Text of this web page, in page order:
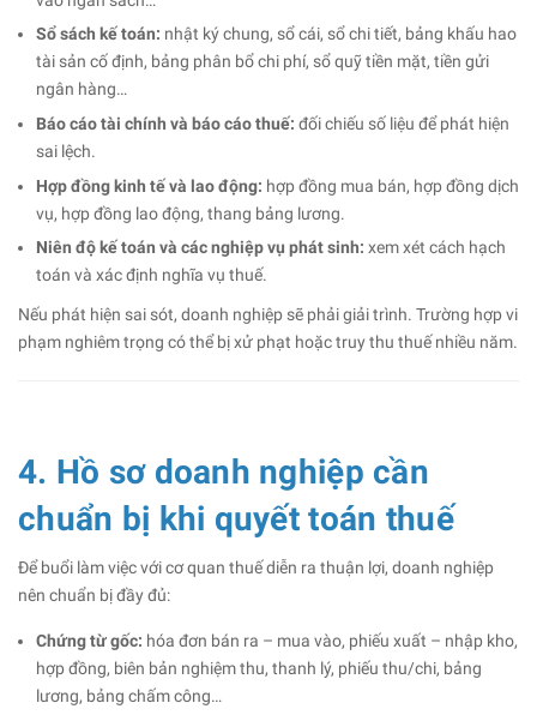
Sổ sách kế toán: nhật ký chung, sổ cái, sổ chi tiết, bảng khấu hao
tài sản cố định, bảng phân bổ chi phí, sổ quỹ tiền mặt, tiền gửi
ngân hàng…
Báo cáo tài chính và báo cáo thuế: đối chiếu số liệu để phát hiện
sai lệch.
Hợp đồng kinh tế và lao động: hợp đồng mua bán, hợp đồng dịch
vụ, hợp đồng lao động, thang bảng lương.
Niên độ kế toán và các nghiệp vụ phát sinh: xem xét cách hạch
toán và xác định nghĩa vụ thuế.
Nếu phát hiện sai sót, doanh nghiệp sẽ phải giải trình. Trường hợp vi
phạm nghiêm trọng có thể bị xử phạt hoặc truy thu thuế nhiều năm.
4. Hồ sơ doanh nghiệp cần
chuẩn bị khi quyết toán thuế
Để buổi làm việc với cơ quan thuế diễn ra thuận lợi, doanh nghiệp
nên chuẩn bị đầy đủ:
Chứng từ gốc: hóa đơn bán ra – mua vào, phiếu xuất – nhập kho,
hợp đồng, biên bản nghiệm thu, thanh lý, phiếu thu/chi, bảng
lương, bảng chấm công…